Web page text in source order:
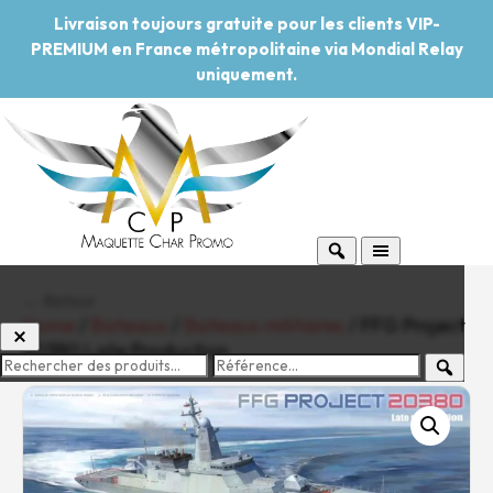
Livraison toujours gratuite pour les clients VIP-
PREMIUM en France métropolitaine via Mondial Relay
uniquement.
-20%Pouvoir d'achat
Home
/ FFG Project
20380 Late Production